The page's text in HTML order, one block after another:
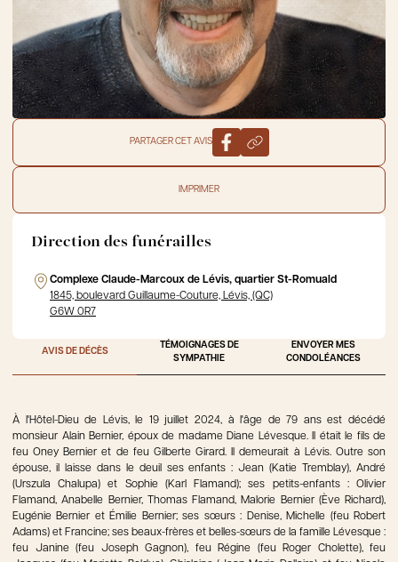
PARTAGER CET AVIS
IMPRIMER
Direction des funérailles
Complexe Claude-Marcoux de Lévis, quartier St-Romuald
1845, boulevard Guillaume-Couture, Lévis, (QC)
G6W 0R7
AVIS DE DÉCÈS
TÉMOIGNAGES DE
SYMPATHIE
ENVOYER MES
CONDOLÉANCES
À l'Hôtel-Dieu de Lévis, le 19 juillet 2024, à l'âge de 79 ans est décédé
monsieur Alain Bernier, époux de madame Diane Lévesque. Il était le fils de
feu Oney Bernier et de feu Gilberte Girard. Il demeurait à Lévis. Outre son
épouse, il laisse dans le deuil ses enfants : Jean (Katie Tremblay), André
(Urszula Chalupa) et Sophie (Karl Flamand); ses petits-enfants : Olivier
Flamand, Anabelle Bernier, Thomas Flamand, Malorie Bernier (Ève Richard),
Eugénie Bernier et Émilie Bernier; ses sœurs : Denise, Michelle (feu Robert
Adams) et Francine; ses beaux-frères et belles-sœurs de la famille Lévesque :
feu Janine (feu Joseph Gagnon), feu Régine (feu Roger Cholette), feu